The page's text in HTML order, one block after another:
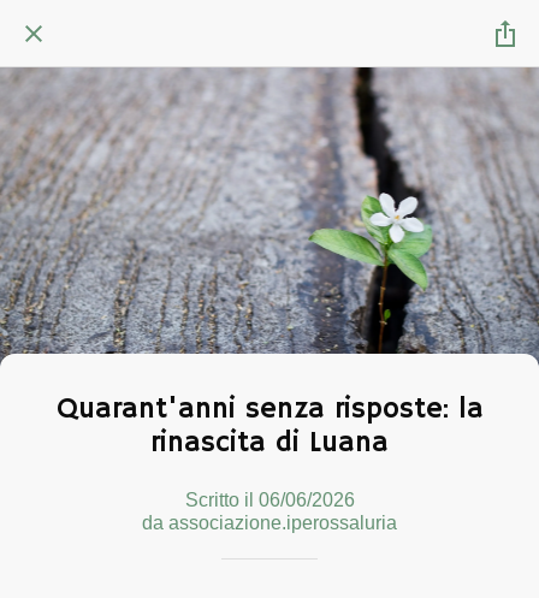
Quarant'anni senza risposte: la
rinascita di Luana
Scritto il 06/06/2026
da associazione.iperossaluria